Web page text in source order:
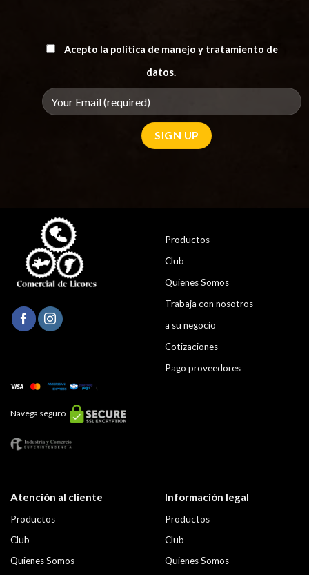
Acepto la política de manejo y tratamiento de
datos.
Navega seguro
Productos
Club
Quienes Somos
Trabaja con nosotros
a su negocio
Cotizaciones
Pago proveedores
Atención al cliente
Productos
Club
Quienes Somos
Información legal
Productos
Club
Quienes Somos